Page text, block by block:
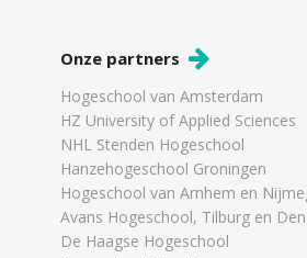
Onze partners
Hogeschool van Amsterdam
HZ University of Applied Sciences
NHL Stenden Hogeschool
Hanzehogeschool Groningen
Hogeschool van Arnhem en
Avans Hogeschool, Tilburg en
De Haagse Hogeschool